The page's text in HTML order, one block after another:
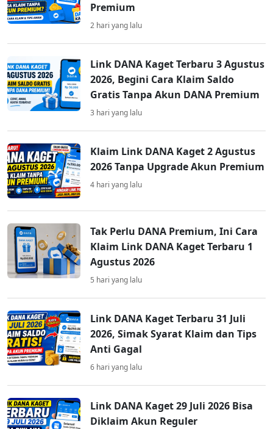
Premium
2 hari yang lalu
Link DANA Kaget Terbaru 3 Agustus
2026, Begini Cara Klaim Saldo
Gratis Tanpa Akun DANA Premium
3 hari yang lalu
Klaim Link DANA Kaget 2 Agustus
2026 Tanpa Upgrade Akun Premium
4 hari yang lalu
Tak Perlu DANA Premium, Ini Cara
Klaim Link DANA Kaget Terbaru 1
Agustus 2026
5 hari yang lalu
Link DANA Kaget Terbaru 31 Juli
2026, Simak Syarat Klaim dan Tips
Anti Gagal
6 hari yang lalu
Link DANA Kaget 29 Juli 2026 Bisa
Diklaim Akun Reguler